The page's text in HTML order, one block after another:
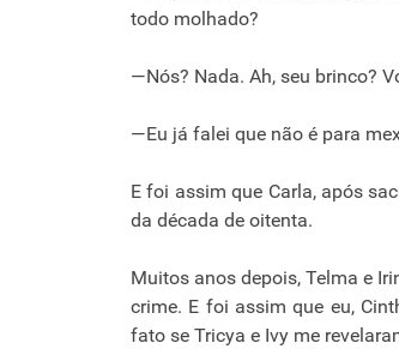
todo molhado?
—Nós? Nada. Ah, seu brinco?
—Eu já falei que não é para
E foi assim que Carla, após
da década de oitenta.
Muitos anos depois, Telma e
crime. E foi assim que eu,
fato se Tricya e Ivy me